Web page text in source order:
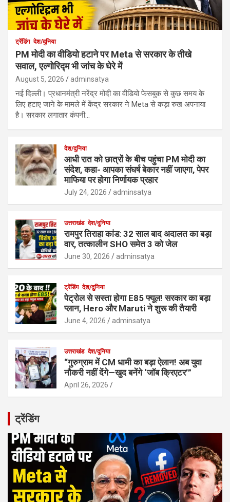
ट्रेंडिंग देश/दुनिया
PM मोदी का वीडियो हटाने पर Meta से सरकार के तीखे
सवाल, एल्गोरिद्म भी जांच के घेरे में
August 5, 2026 adminsatya
नई दिल्ली। प्रधानमंत्री नरेंद्र मोदी का वीडियो फेसबुक से कुछ समय के
लिए हटाए जाने के मामले में केंद्र सरकार ने Meta से कड़ा रुख अपनाया
है। सरकार लगातार कंपनी…
देश/दुनिया
आधी रात को छात्रों के बीच पहुंचा PM मोदी का
संदेश, कहा- आपका संघर्ष बेकार नहीं जाएगा, पेपर
माफिया पर होगा निर्णायक प्रहार
July 24, 2026 adminsatya
उत्तराखंड देश/दुनिया
रामपुर तिराहा कांड: 32 साल बाद अदालत का बड़ा
वार, तत्कालीन SHO समेत 3 को जेल
June 30, 2026 adminsatya
ट्रेंडिंग देश/दुनिया
पेट्रोल से सस्ता होगा E85 फ्यूल! सरकार का बड़ा
प्लान, Hero और Maruti ने शुरू की तैयारी
June 4, 2026 adminsatya
उत्तराखंड देश/दुनिया
“गुरुग्राम में CM धामी का बड़ा ऐलान! अब युवा
नौकरी नहीं देंगे—खुद बनेंगे ‘जॉब क्रिएटर’”
April 26, 2026
ट्रेंडिंग